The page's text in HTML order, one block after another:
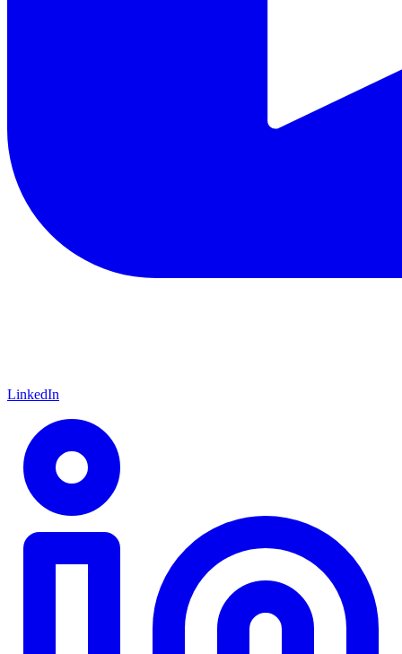
LinkedIn